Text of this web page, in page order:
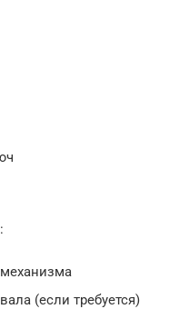
(если требуется)